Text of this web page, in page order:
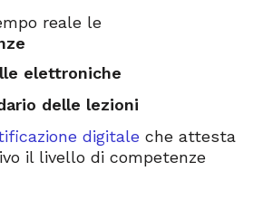
reale le
elettroniche
delle lezioni
digitale che attesta
il livello di competenze